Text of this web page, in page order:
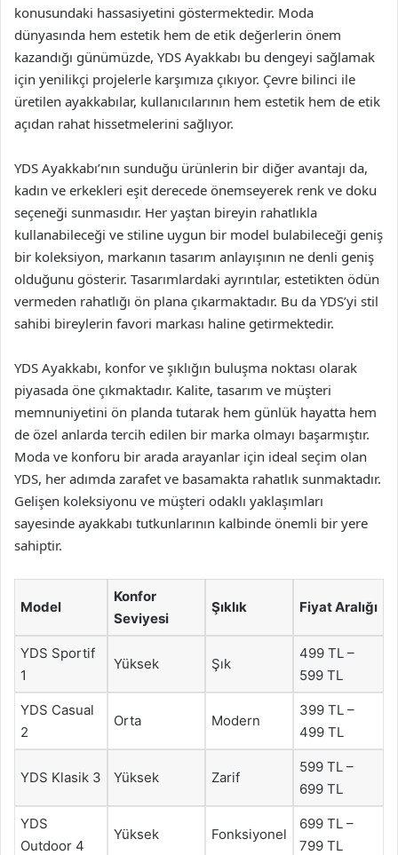
konusundaki hassasiyetini göstermektedir. Moda
dünyasında hem estetik hem de etik değerlerin önem
kazandığı günümüzde, YDS Ayakkabı bu dengeyi sağlamak
için yenilikçi projelerle karşımıza çıkıyor. Çevre bilinci ile
üretilen ayakkabılar, kullanıcılarının hem estetik hem de etik
açıdan rahat hissetmelerini sağlıyor.
YDS Ayakkabı’nın sunduğu ürünlerin bir diğer avantajı da,
kadın ve erkekleri eşit derecede önemseyerek renk ve doku
seçeneği sunmasıdır. Her yaştan bireyin rahatlıkla
kullanabileceği ve stiline uygun bir model bulabileceği geniş
bir koleksiyon, markanın tasarım anlayışının ne denli geniş
olduğunu gösterir. Tasarımlardaki ayrıntılar, estetikten ödün
vermeden rahatlığı ön plana çıkarmaktadır. Bu da YDS’yi stil
sahibi bireylerin favori markası haline getirmektedir.
YDS Ayakkabı, konfor ve şıklığın buluşma noktası olarak
piyasada öne çıkmaktadır. Kalite, tasarım ve müşteri
memnuniyetini ön planda tutarak hem günlük hayatta hem
de özel anlarda tercih edilen bir marka olmayı başarmıştır.
Moda ve konforu bir arada arayanlar için ideal seçim olan
YDS, her adımda zarafet ve basamakta rahatlık sunmaktadır.
Gelişen koleksiyonu ve müşteri odaklı yaklaşımları
sayesinde ayakkabı tutkunlarının kalbinde önemli bir yere
sahiptir.
Model
Konfor
Seviyesi
Şıklık Fiyat Aralığı
YDS Sportif
1
Yüksek Şık
499 TL –
599 TL
YDS Casual
2
Orta Modern
399 TL –
499 TL
YDS Klasik 3 Yüksek Zarif
599 TL –
699 TL
YDS
Outdoor 4
Yüksek Fonksiyonel
699 TL –
799 TL